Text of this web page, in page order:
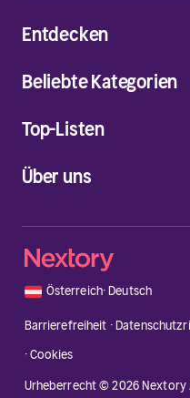
Über uns
Entdecken
Beliebte Kategorien
Top-Listen
🇦🇹 Österreich·Deutsch
Barrierefreiheit ·
·Cookies
Urheberrecht © 2026 Nextory